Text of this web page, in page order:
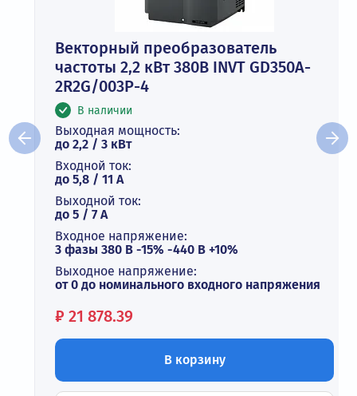
Векторный преобразователь
частоты 2,2 кВт 380В INVT GD350A-
2R2G/003P-4
В наличии
Выходная мощность:
до 2,2 / 3 кВт
Входной ток:
до 5,8 / 11 А
Выходной ток:
до 5 / 7 A
Входное напряжение:
3 фазы 380 В -15% -440 В +10%
Выходное напряжение:
от 0 до номинального входного напряжения
Цена:
₽ 21 878.39
В корзину